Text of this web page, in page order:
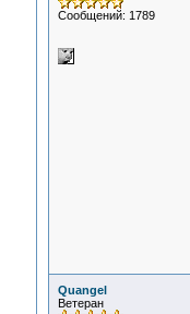
Сообщений: 1789
Quangel
Ветеран